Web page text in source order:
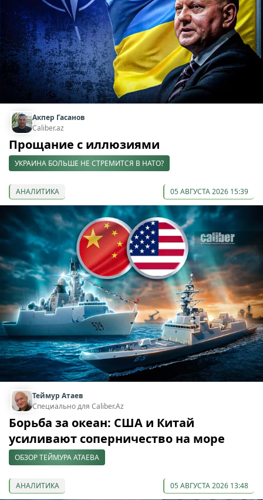
Акпер Гасанов
Caliber.az
Прощание с иллюзиями
УКРАИНА БОЛЬШЕ НЕ СТРЕМИТСЯ В НАТО?
АНАЛИТИКА 05 АВГУСТА 2026 15:39
Теймур Атаев
Специально для Caliber.Az
Борьба за океан: США и Китай
усиливают соперничество на море
ОБЗОР ТЕЙМУРА АТАЕВА
АНАЛИТИКА 05 АВГУСТА 2026 13:48